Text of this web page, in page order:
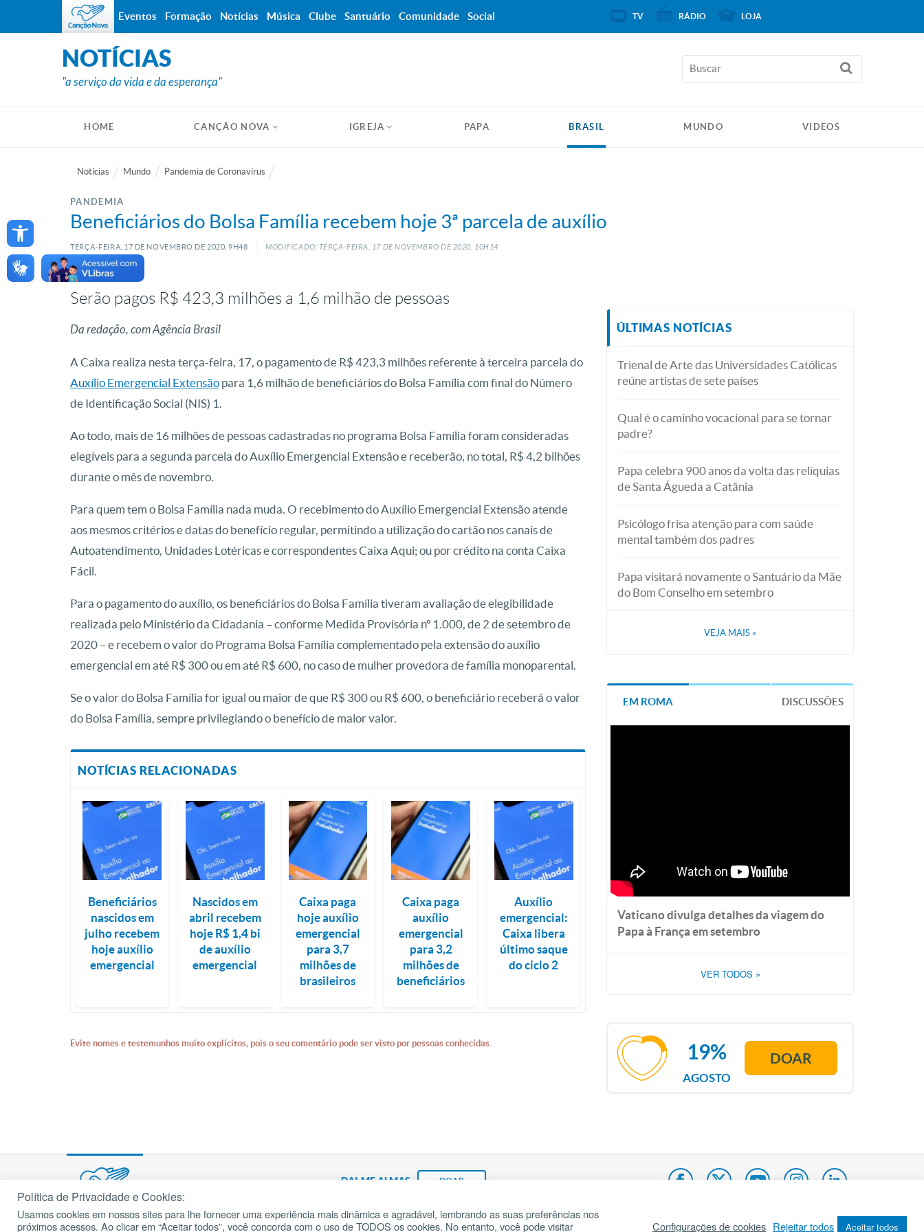
Open toolbar
NOTÍCIAS
"a serviço da vida e da esperança"
HOME CANÇÃO NOVA IGREJA PAPA BRASIL MUNDO VIDEOS
Notícias Mundo Pandemia de Coronavírus
PANDEMIA
Beneficiários do Bolsa Família recebem hoje 3ª parcela de auxílio
TERÇA-FEIRA, 17 DE NOVEMBRO DE 2020, 9H48 MODIFICADO: TERÇA-FEIRA, 17 DENOVEMBRO DE 2020, 10H14
Serão pagos R$ 423,3 milhões a 1,6 milhão de pessoas
Da redação, com Agência Brasil
A Caixa realiza nesta terça-feira, 17, o pagamento de R$ 423,3 milhões referente à terceira parcela do
Auxílio Emergencial Extensão para 1,6 milhão de beneficiários do Bolsa Família com final do Número
de Identificação Social (NIS) 1.
Ao todo, mais de 16 milhões de pessoas cadastradas no programa Bolsa Família foram consideradas
elegíveis para a segunda parcela do Auxílio Emergencial Extensão e receberão, no total, R$ 4,2 bilhões
durante o mês de novembro.
Para quem tem o Bolsa Família nada muda. O recebimento do Auxílio Emergencial Extensão atende
aos mesmos critérios e datas do benefício regular, permitindo a utilização do cartão nos canais de
Autoatendimento, Unidades Lotéricas e correspondentes Caixa Aqui; ou por crédito na conta Caixa
Fácil.
Para o pagamento do auxílio, os beneficiários do Bolsa Família tiveram avaliação de elegibilidade
realizada pelo Ministério da Cidadania – conforme Medida Provisória nº 1.000, de 2 de setembro de
2020 – e recebem o valor do Programa Bolsa Família complementado pela extensão do auxílio
emergencial em até R$ 300 ou em até R$ 600, no caso de mulher provedora de família monoparental.
Se o valor do Bolsa Família for igual ou maior de que R$ 300 ou R$ 600, o beneficiário receberá o valor
do Bolsa Família, sempre privilegiando o benefício de maior valor.
NOTÍCIAS RELACIONADAS
Beneficiários
nascidos em
julho recebem
hoje auxílio
emergencial
Nascidos em
abril recebem
hoje R$ 1,4 bi
de auxílio
emergencial
Caixa paga
hoje auxílio
emergencial
para 3,7
milhões de
brasileiros
Caixa paga
auxílio
emergencial
para 3,2
milhões de
beneficiários
Auxílio
emergencial:
Caixa libera
último saque
do ciclo 2
Evite nomes e testemunhos muito explícitos, pois o seu comentário pode ser visto por pessoas conhecidas.
ÚLTIMAS NOTÍCIAS
Trienal de Arte das Universidades Católicas
reúne artistas de sete países
Qual é o caminho vocacional para se tornar
padre?
Papa celebra 900 anos da volta das relíquias
de Santa Águeda a Catânia
Psicólogo frisa atenção para com saúde
mental também dos padres
Papa visitará novamente o Santuário da Mãe
do Bom Conselho em setembro
VEJA MAIS »
EM ROMA DISCUSSÕES
Vaticano divulga detalhes da viagem do
Papa à França em setembro
VER TODOS »
AGOSTO
19% DOAR
Eventos Formação Notícias Música Clube Santuário Comunidade Social TV RÁDIO LOJA
DAI-ME ALMAS DOAR
Fundação João Paulo II Pedido de Oração Mapa do site Internacional
cancaonova.com© 2002 – 2026
Política de Privacidade e Cookies:
Usamos cookies em nossos sites para lhe fornecer uma experiência mais dinâmica e agradável, lembrando as suas preferências nos
próximos acessos. Ao clicar em “Aceitar todos”, você concorda com o uso de TODOS os cookies. No entanto, você pode visitar
Configurações de cookies Rejeitar todos Aceitar todos